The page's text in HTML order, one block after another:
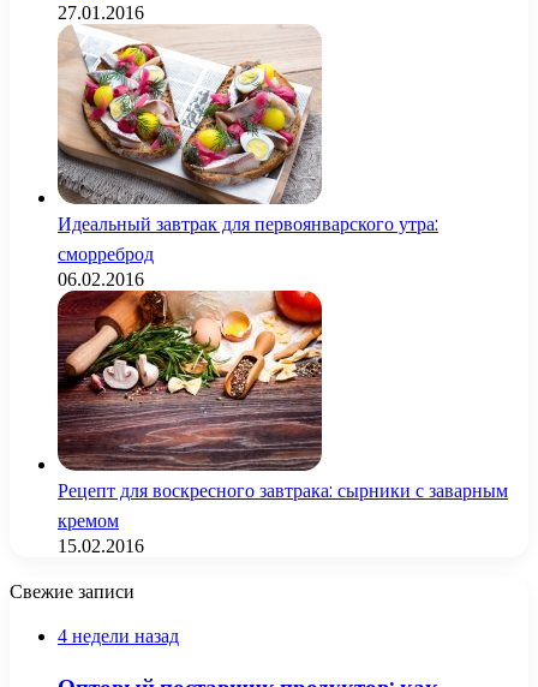
27.01.2016
Идеальный завтрак для первоянварского утра:
сморреброд
06.02.2016
Рецепт для воскресного завтрака: сырники с заварным
кремом
15.02.2016
Свежие записи
4 недели назад